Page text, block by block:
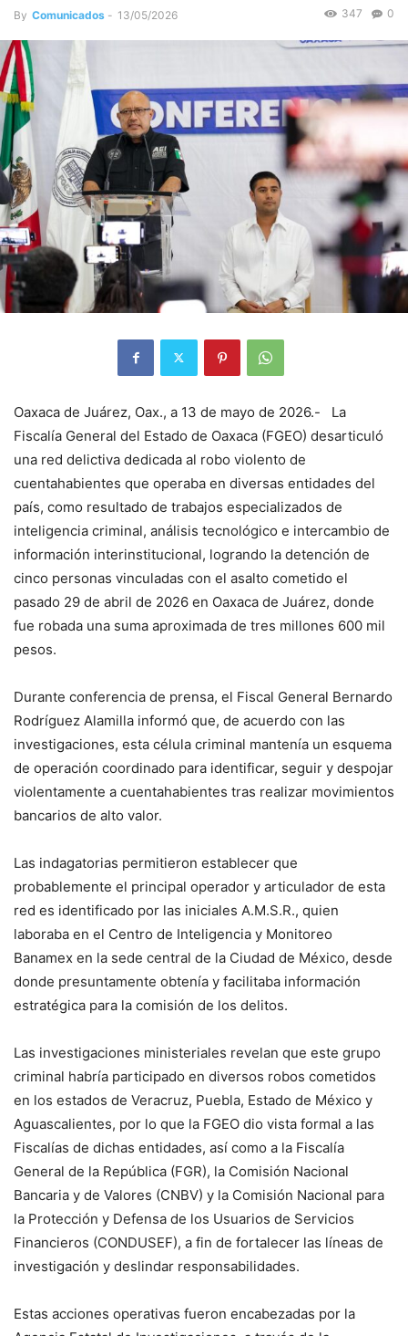
By Comunicados - 13/05/2026 0
347
Oaxaca de Juárez, Oax., a 13 de mayo de 2026.- La
Fiscalía General del Estado de Oaxaca (FGEO) desarticuló
una red delictiva dedicada al robo violento de
cuentahabientes que operaba en diversas entidades del
país, como resultado de trabajos especializados de
inteligencia criminal, análisis tecnológico e intercambio de
información interinstitucional, logrando la detención de
cinco personas vinculadas con el asalto cometido el
pasado 29 de abril de 2026 en Oaxaca de Juárez, donde
fue robada una suma aproximada de tres millones 600 mil
pesos.
Durante conferencia de prensa, el Fiscal General Bernardo
Rodríguez Alamilla informó que, de acuerdo con las
investigaciones, esta célula criminal mantenía un esquema
de operación coordinado para identificar, seguir y despojar
violentamente a cuentahabientes tras realizar movimientos
bancarios de alto valor.
Las indagatorias permitieron establecer que
probablemente el principal operador y articulador de esta
red es identificado por las iniciales A.M.S.R., quien
laboraba en el Centro de Inteligencia y Monitoreo
Banamex en la sede central de la Ciudad de México, desde
donde presuntamente obtenía y facilitaba información
estratégica para la comisión de los delitos.
Las investigaciones ministeriales revelan que este grupo
criminal habría participado en diversos robos cometidos
en los estados de Veracruz, Puebla, Estado de México y
Aguascalientes, por lo que la FGEO dio vista formal a las
Fiscalías de dichas entidades, así como a la Fiscalía
General de la República (FGR), la Comisión Nacional
Bancaria y de Valores (CNBV) y la Comisión Nacional para
la Protección y Defensa de los Usuarios de Servicios
Financieros (CONDUSEF), a fin de fortalecer las líneas de
investigación y deslindar responsabilidades.
Estas acciones operativas fueron encabezadas por la